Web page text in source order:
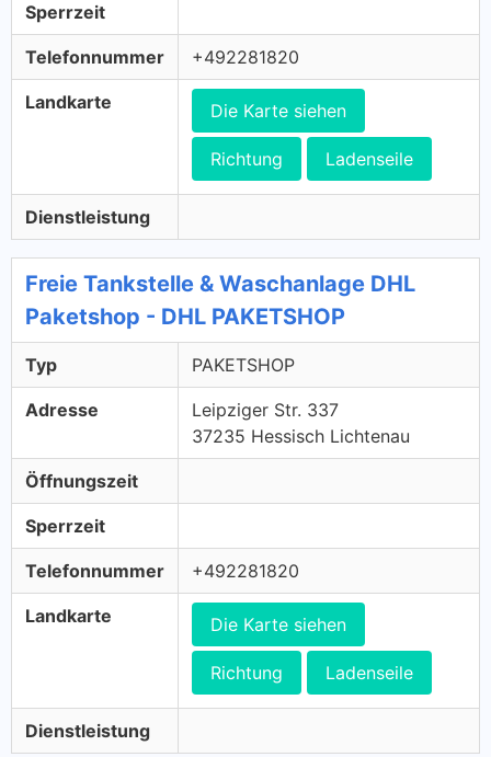
Sperrzeit
Telefonnummer +492281820
Landkarte Die Karte siehen
Richtung Ladenseile
Dienstleistung
Freie Tankstelle & Waschanlage DHL
Paketshop - DHL PAKETSHOP
Typ PAKETSHOP
Adresse
Leipziger Str. 337
37235 Hessisch Lichtenau
Öffnungszeit
Sperrzeit
Telefonnummer +492281820
Landkarte Die Karte siehen
Richtung Ladenseile
Dienstleistung